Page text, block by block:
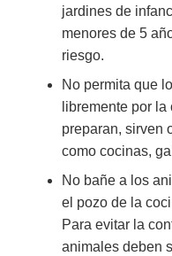
jardines de
menores de 5
riesgo.
No permita que
libremente por
preparan, sirven
como cocinas,
No bañe a los
el pozo de la
Para evitar la
animales deben